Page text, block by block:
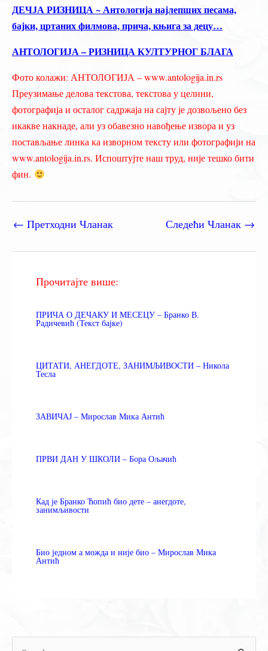
ДЕЧЈА РИЗНИЦА ~ Антологија најлепших песама,
бајки, цртаних филмова, прича, књига за децу…
АНТОЛОГИЈА – РИЗНИЦА КУЛТУРНОГ БЛАГА
Фото колажи: АНТОЛОГИЈА – www.antologija.in.rs
Преузимање делова текстова, текстова у целини,
фотографија и осталог садржаја на сајту је дозвољено без
икакве накнаде, али уз обавезно навођење извора и уз
постављање линка ка изворном тексту или фотографији на
www.antologija.in.rs. Испоштујте наш труд, није тешко бити
фин.
← Претходни Чланак Следећи Чланак →
Прочитајте више:
ПРИЧА О ДЕЧАКУ И МЕСЕЦУ – Бранко В.
Радичевић (Текст бајке)
ЦИТАТИ, АНЕГДОТЕ, ЗАНИМЉИВОСТИ – Никола
Тесла
ЗАВИЧАЈ – Мирослав Мика Антић
ПРВИ ДАН У ШКОЛИ – Бора Ољачић
Кад је Бранко Ћопић био дете – анегдоте,
занимљивости
Био једном а можда и није био – Мирослав Мика
Антић